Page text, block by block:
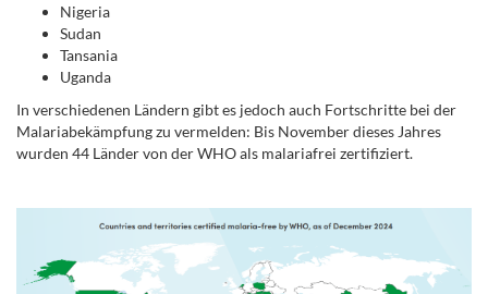
Nigeria
Sudan
Tansania
Uganda
In verschiedenen Ländern gibt es jedoch auch Fortschritte bei der
Malariabekämpfung zu vermelden: Bis November dieses Jahres
wurden 44 Länder von der WHO als malariafrei zertifiziert.